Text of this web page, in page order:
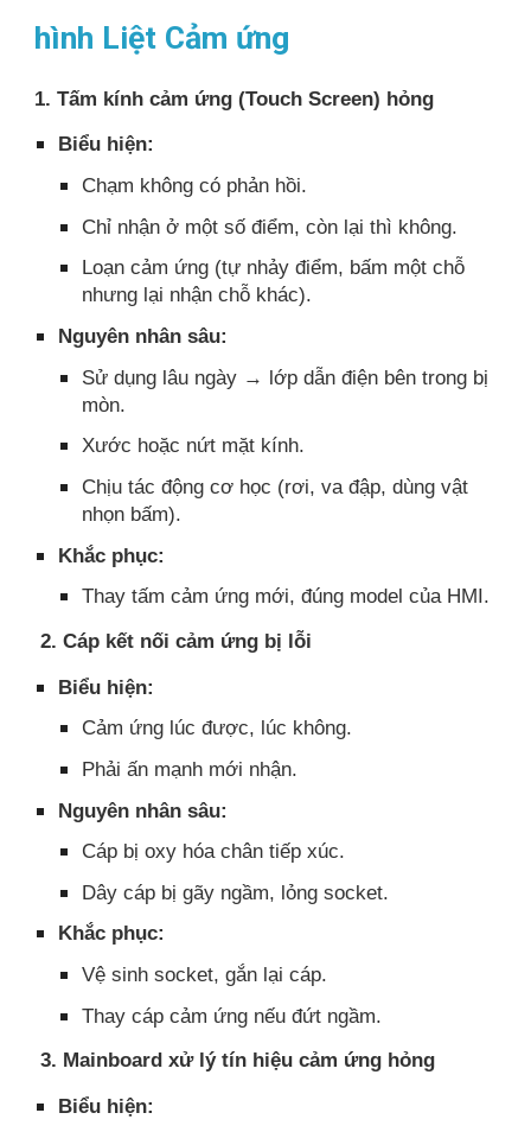
hình Liệt Cảm ứng
1. Tấm kính cảm ứng (Touch Screen) hỏng
Biểu hiện:
Chạm không có phản hồi.
Chỉ nhận ở một số điểm, còn lại thì không.
Loạn cảm ứng (tự nhảy điểm, bấm một chỗ
nhưng lại nhận chỗ khác).
Nguyên nhân sâu:
Sử dụng lâu ngày → lớp dẫn điện bên trong bị
mòn.
Xước hoặc nứt mặt kính.
Chịu tác động cơ học (rơi, va đập, dùng vật
nhọn bấm).
Khắc phục:
Thay tấm cảm ứng mới, đúng model của HMI.
2. Cáp kết nối cảm ứng bị lỗi
Biểu hiện:
Cảm ứng lúc được, lúc không.
Phải ấn mạnh mới nhận.
Nguyên nhân sâu:
Cáp bị oxy hóa chân tiếp xúc.
Dây cáp bị gãy ngầm, lỏng socket.
Khắc phục:
Vệ sinh socket, gắn lại cáp.
Thay cáp cảm ứng nếu đứt ngầm.
3. Mainboard xử lý tín hiệu cảm ứng hỏng
Biểu hiện: